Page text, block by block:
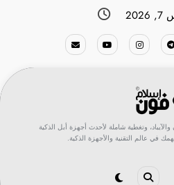
وتغطية شاملة لأحدث أجهزة أبل الذكية
في عالم التقنية والأجهزة الذكية.